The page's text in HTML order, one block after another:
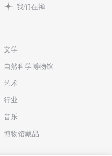
我们在禅
文学
自然科学博物馆
艺术
行业
音乐
博物馆藏品